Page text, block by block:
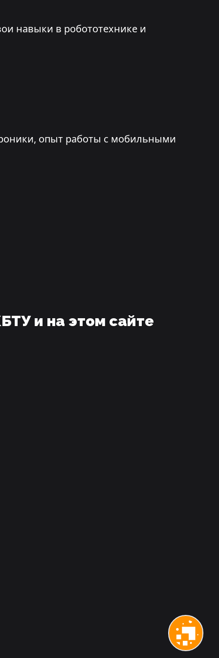
навыки в робототехнике и
опыт работы с мобильными
и на этом сайте